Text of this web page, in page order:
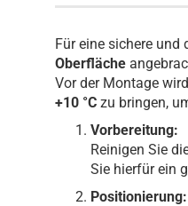
Für eine sichere
Oberfläche
Vor der Montage
+10 °C zu bringen,
Vorbereitung:
Reinigen Sie
Sie hierfür ein
Positionierung: